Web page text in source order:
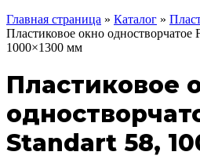
Главная страница » Каталог »
Пластиковое окно одностворчатое
1000×1300 мм
Пластиковое
Standart 58,